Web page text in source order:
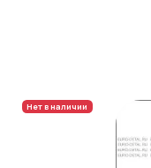
Нет в наличии